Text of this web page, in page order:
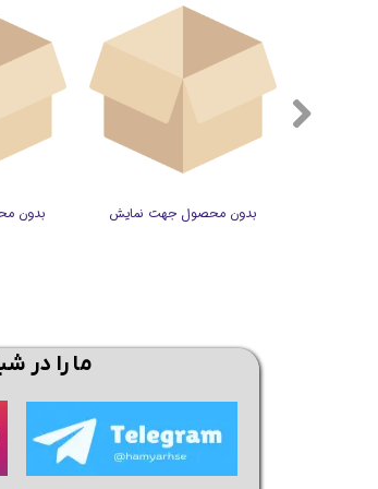
بدون بدون محصول جهت نمایش
ما را در